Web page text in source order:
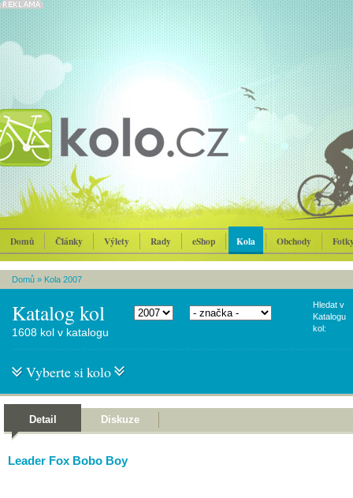
Domů Články Výlety Rady eShop Kola Obchody
Domů » Kola 2007
Katalog kol
Hledat v
Katalogu
kol:
1608 kol v katalogu
Vyberte si kolo
Detail Diskuze
Leader Fox Bobo Boy